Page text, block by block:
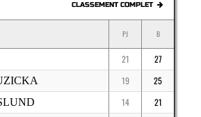
CLASSEMENT COMPLET
PJ B
21
27
19
25
14
21